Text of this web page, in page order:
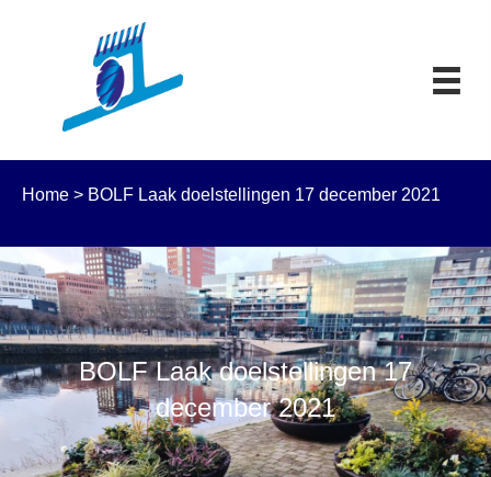
Home > BOLF Laak doelstellingen 17 december 2021
BOLF Laak doelstellingen 17
december 2021